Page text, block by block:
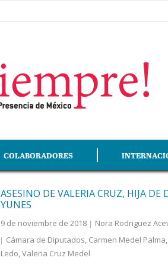
COLABORADORES
ASESINO DE VALERIA CRUZ, HIJA
YUNES
9 de noviembre de 2018 Nora Rodriguez
Cámara de Diputados, Carmen Medel Palma,
Ledo,Valeria Cruz Medel